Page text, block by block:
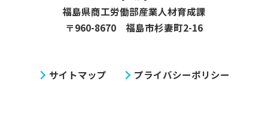
福島県商工労働部産業人材育成課
〒960-8670 福島市杉妻町2-16
サイトマップ プライバシーポリシー